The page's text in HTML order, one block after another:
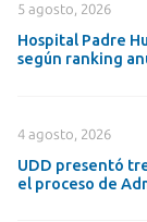
5 agosto, 2026
Hospital Padre
según ranking
4 agosto, 2026
UDD presentó
el proceso de